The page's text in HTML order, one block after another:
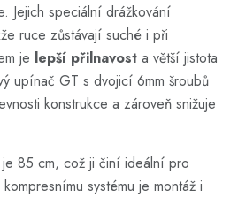
Jejich speciální drážkování
ruce zůstávají suché i při
je lepší přilnavost a větší jistota
upínač GT s dvojicí 6mm šroubů
konstrukce a zároveň snižuje
je 85 cm, což ji činí ideální pro
systému je montáž i